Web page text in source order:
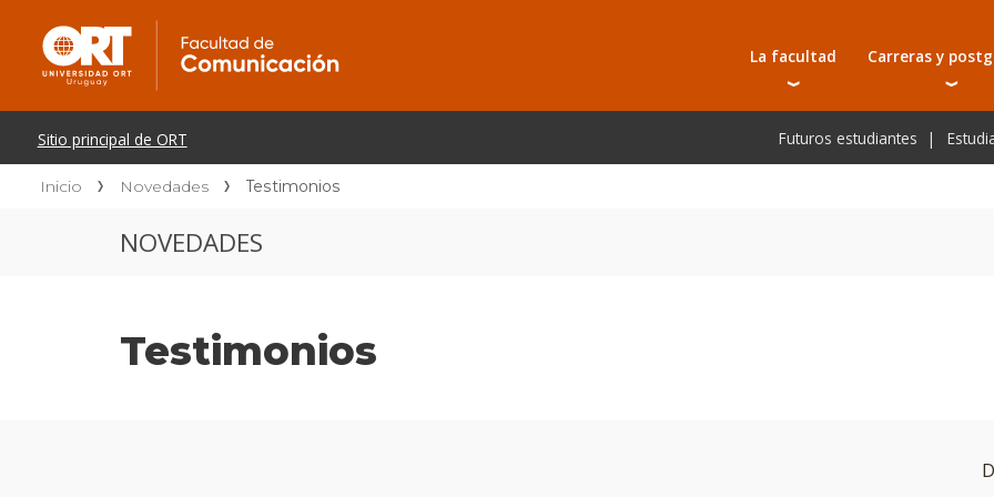
La facultad
Autoridades
Carreras y
Carreras
Tecnicaturas
Futuros estudiantes
Inicio Novedades Testimonios
NOVEDADES
Testimonios